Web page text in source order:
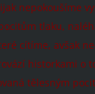
nepokoušíme
tlaku,
cítíme, avšak
historkami o
tělesným